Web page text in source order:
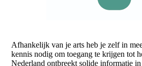
Afhankelijk van je arts heb je zelf in
kennis nodig om toegang te krijgen tot
Nederland ontbreekt solide informatie